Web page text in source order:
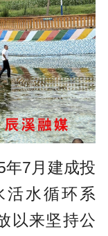
年7月建成投
活水循环系
以来坚持公